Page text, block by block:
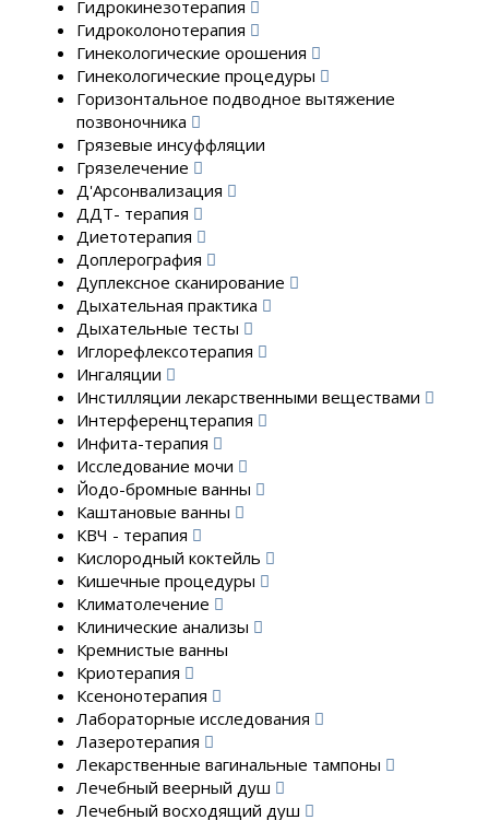
Гидрокинезотерапия
Гидроколонотерапия
Гинекологические орошения
Гинекологические процедуры
Горизонтальное подводное вытяжение
позвоночника
Грязевые инсуффляции
Грязелечение
Д'Арсонвализация
ДДТ- терапия
Диетотерапия
Доплерография
Дуплексное сканирование
Дыхательная практика
Дыхательные тесты
Иглорефлексотерапия
Ингаляции
Инстилляции лекарственными веществами
Интерференцтерапия
Инфита-терапия
Исследование мочи
Йодо-бромные ванны
Каштановые ванны
КВЧ - терапия
Кислородный коктейль
Кишечные процедуры
Климатолечение
Клинические анализы
Кремнистые ванны
Криотерапия
Ксенонотерапия
Лабораторные исследования
Лазеротерапия
Лекарственные вагинальные тампоны
Лечебный веерный душ
Лечебный восходящий душ